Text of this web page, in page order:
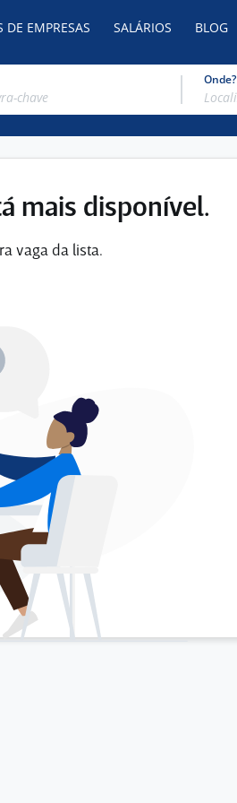
DE EMPRESAS SALÁRIOS BLOG
Onde?
mais disponível.
vaga da lista.